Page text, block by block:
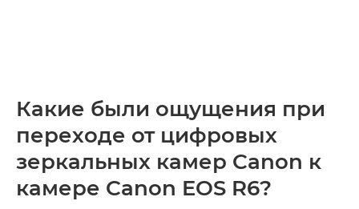
Какие были ощущения при
переходе от цифровых
зеркальных камер Canon к
камере Canon EOS R6?